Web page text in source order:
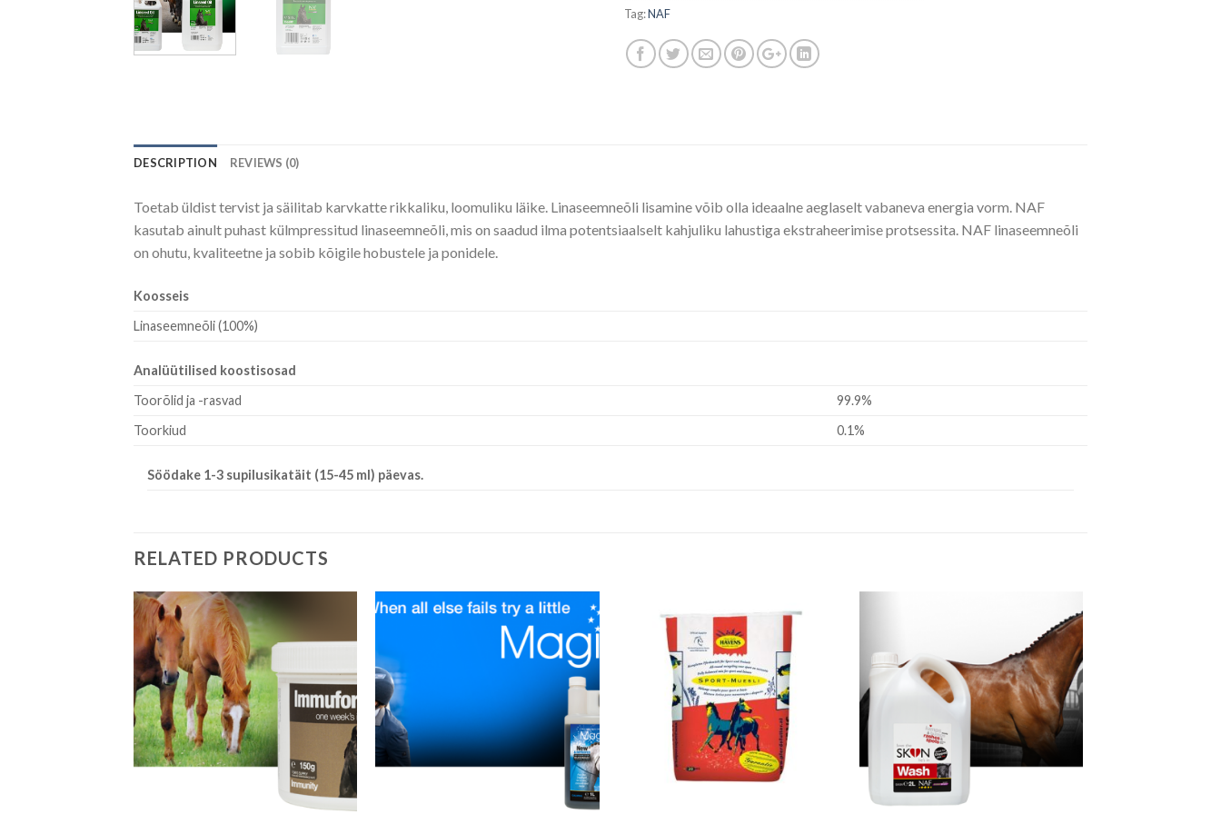
Tag:NAF
DESCRIPTION REVIEWS (0)
Toetab üldist tervist ja säilitab karvkatte rikkaliku, loomuliku läike. Linaseemneõli lisamine võib olla ideaalne aeglaselt vabaneva energia vorm. NAF
kasutab ainult puhast külmpressitud linaseemneõli, mis on saadud ilma potentsiaalselt kahjuliku lahustiga ekstraheerimise protsessita. NAF linaseemneõli
on ohutu, kvaliteetne ja sobib kõigile hobustele ja ponidele.
Koosseis
Linaseemneõli (100%)
Analüütilised koostisosad
Toorõlid ja -rasvad
99.9%
Toorkiud
0.1%
Söödake 1-3 supilusikatäit (15-45 ml) päevas.
RELATED PRODUCTS
Add to
Wishlist
Add to
Wishlist
Wishlist
Add to
Wishlist